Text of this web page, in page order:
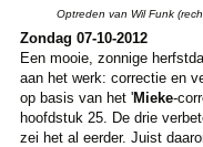
Optreden van Wil Funk
Zondag 07-10-2012
Een mooie, zonnige
aan het werk: correctie en
op basis van het 'Mieke-
hoofdstuk 25. De drie
zei het al eerder. Juist